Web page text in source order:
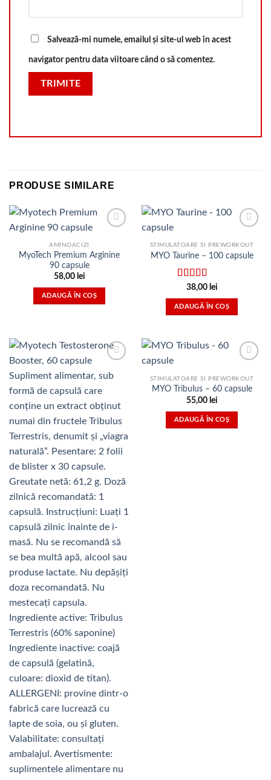
Salvează-mi numele, emailul și site-ul web în acest
navigator pentru data viitoare când o să comentez.
PRODUSE SIMILARE
de
dorinte
AMINOACIZI
MyoTech Premium Arginine
90 capsule
58,00 lei
ADAUGĂ ÎN COȘ
in Lista
dorinte
STIMULATOARE SI PREWORKOUT
MYO Taurine – 100 capsule
Evaluat la
4.50din 5
38,00 lei
ADAUGĂ ÎN COȘ
in Lista
dorinte
in Lista
de
dorinte
STIMULATOARE SI PREWORKOUT
MYO Tribulus – 60 capsule
55,00 lei
ADAUGĂ ÎN COȘ